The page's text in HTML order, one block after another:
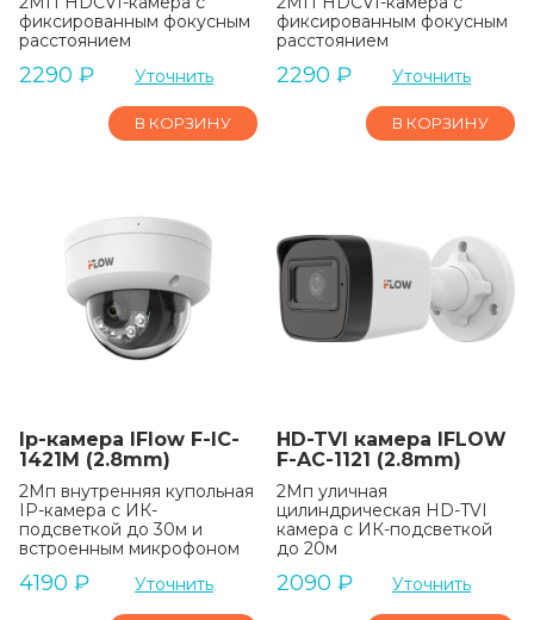
фиксированным фокусным
расстоянием
2290 ₽ Уточнить
В КОРЗИНУ
фиксированным фокусным
расстоянием
2290 ₽ Уточнить
В КОРЗИНУ
Ip-камера IFlow F-IC-
1421M (2.8mm)
2Мп внутренняя купольная
IP-камера с ИК-
подсветкой до 30м и
встроенным микрофоном
4190 ₽ Уточнить
HD-TVI камера IFLOW
F-AC-1121 (2.8mm)
2Мп уличная
цилиндрическая HD-TVI
камера с ИК-подсветкой
до 20м
2090 ₽ Уточнить